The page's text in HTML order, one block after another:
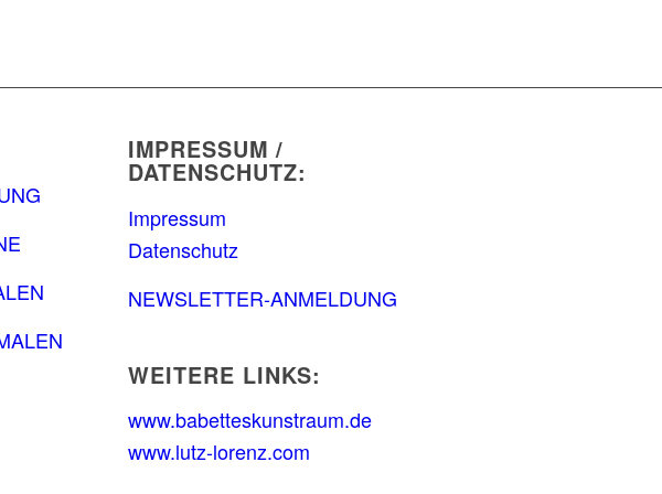
IMPRESSUM /
DATENSCHUTZ:
Impressum
Datenschutz
NEWSLETTER-ANMELDUNG
WEITERE LINKS:
www.babetteskunstraum.de
www.lutz-lorenz.com